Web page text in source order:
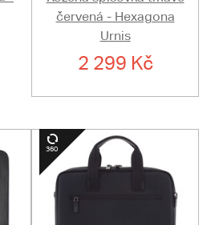
červená - Hexagona
Urnis
2 299 Kč